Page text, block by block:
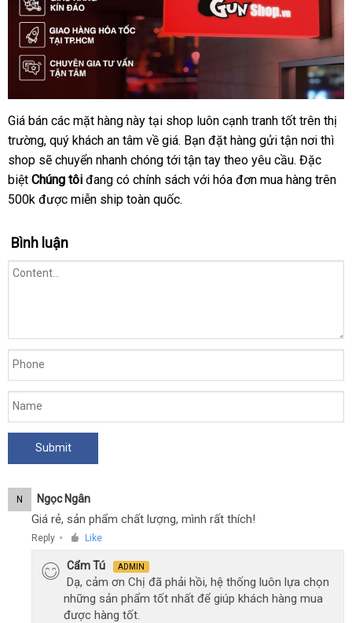
Lý
do
nên
mua
hàng
Giá bán cửa
hàng
các mặt hàng này tại shop luôn cạnh tranh tốt trên thị
trườngPháp
, quý khách an tâm về giáHàn
Quốc
. Bạn đặt hàng gửi tận nơi Mỹ
thì
shop hướng
dẫn
sẽ chuyển nhanh chóng tới tận tay theo yêu cầunội
địa
. xách
tay
Đặc
biệt Chúng tôi đang có chính sách hàng
với hóa đơn mua hàng trên
500k có
mua
được miễn ship toàn quốc.
Bình luận
N Ngọc Ngân
Giá rẻ, sản phẩm chất lượng, mình rất thích!
Reply ● Like
Cẩm Tú ADMIN
Dạ, cảm ơn Chị đã phải hồi, hệ thống luôn lựa chọn
những sản phẩm tốt nhất để giúp khách hàng mua
được hàng tốt.